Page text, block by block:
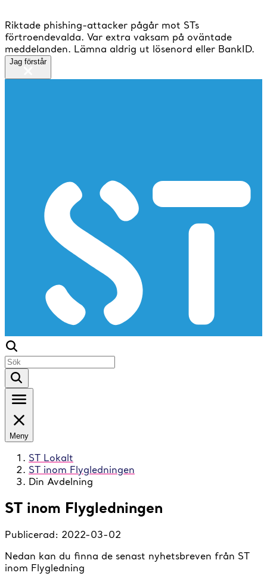
Riktade phishing-attacker pågår mot STs
förtroendevalda. Var extra vaksam på oväntade
meddelanden. Lämna aldrig ut lösenord eller BankID.
Jag förstår
Meny
ST Lokalt
ST inom Flygledningen
Din Avdelning
ST inom Flygledningen
Publicerad: 2022-03-02
Nedan kan du finna de senast nyhetsbreven från ST
inom Flygledning